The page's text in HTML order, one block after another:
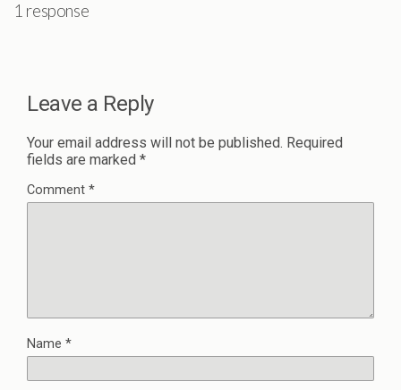
1 response
Leave a Reply
Your email address will not be published. Required
fields are marked *
Comment *
Name *